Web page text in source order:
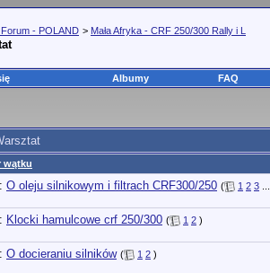
- POLAND > Mała Afryka - CRF 250/300 Rally i L
Albumy FAQ
wątku
O oleju silnikowym i filtrach CRF300/250 ( 1 2 3
Klocki hamulcowe crf 250/300 ( 1 2 )
O docieraniu silników ( 1 2 )